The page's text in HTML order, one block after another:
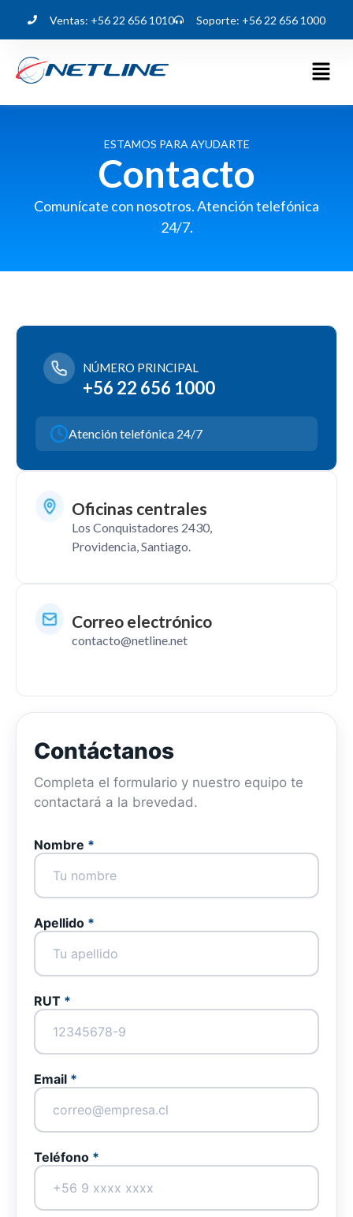
Ventas: +56 22 656 1010 Soporte: +56 22 656 1000
ESTAMOS PARA AYUDARTE
Contacto
Comunícate con nosotros. Atención telefónica
24/7.
NÚMERO PRINCIPAL
+56 22 656 1000
Atención telefónica 24/7
Oficinas centrales
Los Conquistadores 2430,
Providencia, Santiago.
Correo electrónico
contacto@netline.net
Contáctanos
Completa el formulario y nuestro equipo te
contactará a la brevedad.
Nombre *
Apellido *
RUT *
Email *
Teléfono *